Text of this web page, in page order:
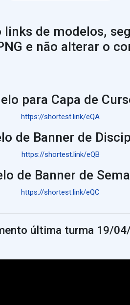
links de modelos,
e não alterar o
para Capa de
https://shortest.link/eQA
de Banner de
https://shortest.link/eQB
de Banner de
https://shortest.link/eQC
última turma 19/